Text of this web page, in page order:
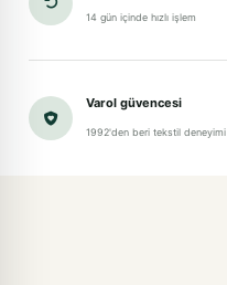
14 gün içinde hızlı işlem
Varol güvencesi
1992'den beri tekstil deneyimi